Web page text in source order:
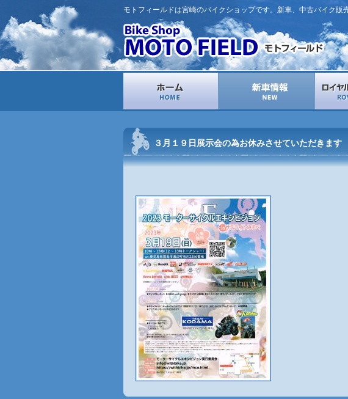
モトフィールドは宮崎のバイクショップです。新車、中古バイク販
３月１９日展示会の為お休みさせていただきます